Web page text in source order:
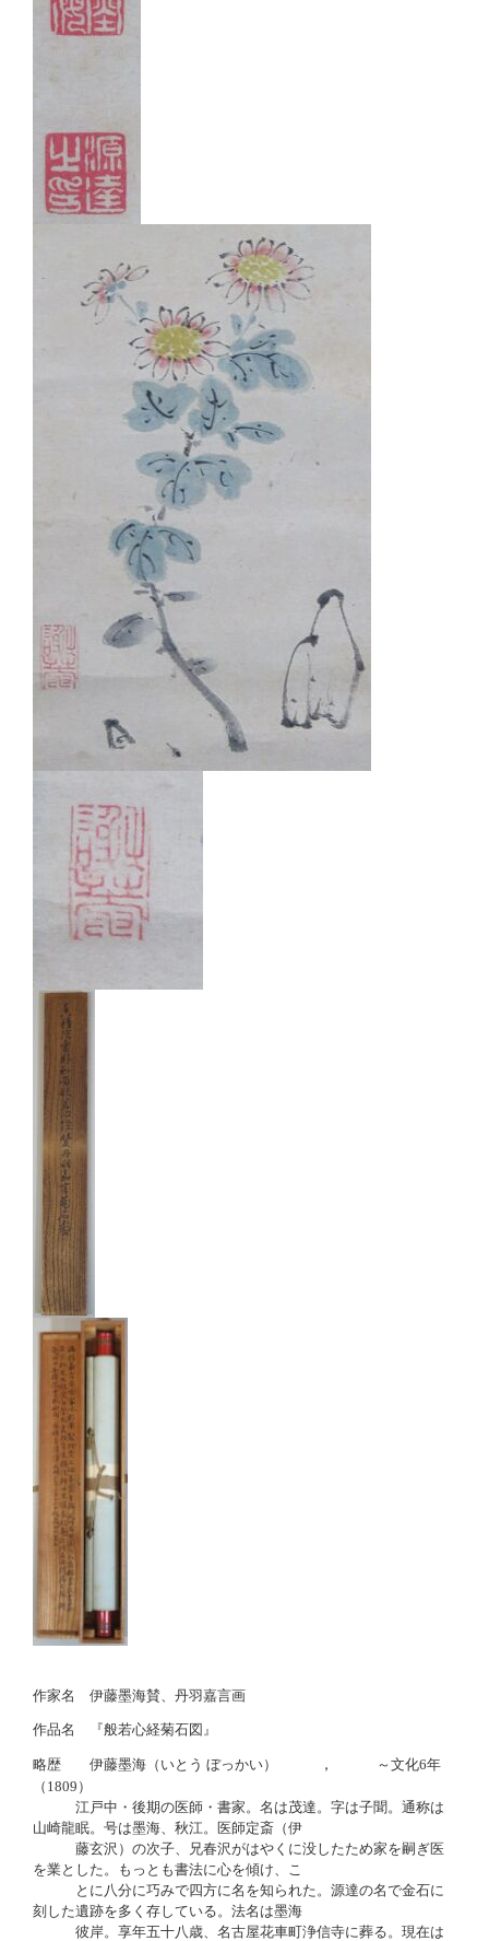
作家名 伊藤墨海賛、丹羽嘉言画
作品名 『般若心経菊石図 』
略歴 伊藤墨海（いとう ぼっかい） ，
～文化6年
（1809）
江戸中・後期の医師・書家。名は茂達。字は子聞。通称は
山崎龍眠。号は墨海、秋江。医師定斎（伊
藤玄沢）の次子、兄春沢がはやくに没したため家を嗣ぎ医
を業とした。もっとも書法に心を傾け、こ
とに八分に巧みで四方に名を知られた。源達の名で金石に
刻した遺跡を多く存している。法名は墨海
彼岸。享年五十八歳、名古屋花車町浄信寺に葬る。現在は